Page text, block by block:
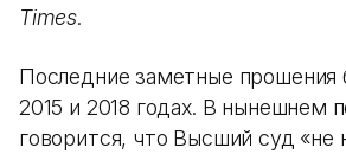
Times.
Последние заметные прошения
2015 и 2018 годах. В нынешнем
говорится, что Высший суд «не